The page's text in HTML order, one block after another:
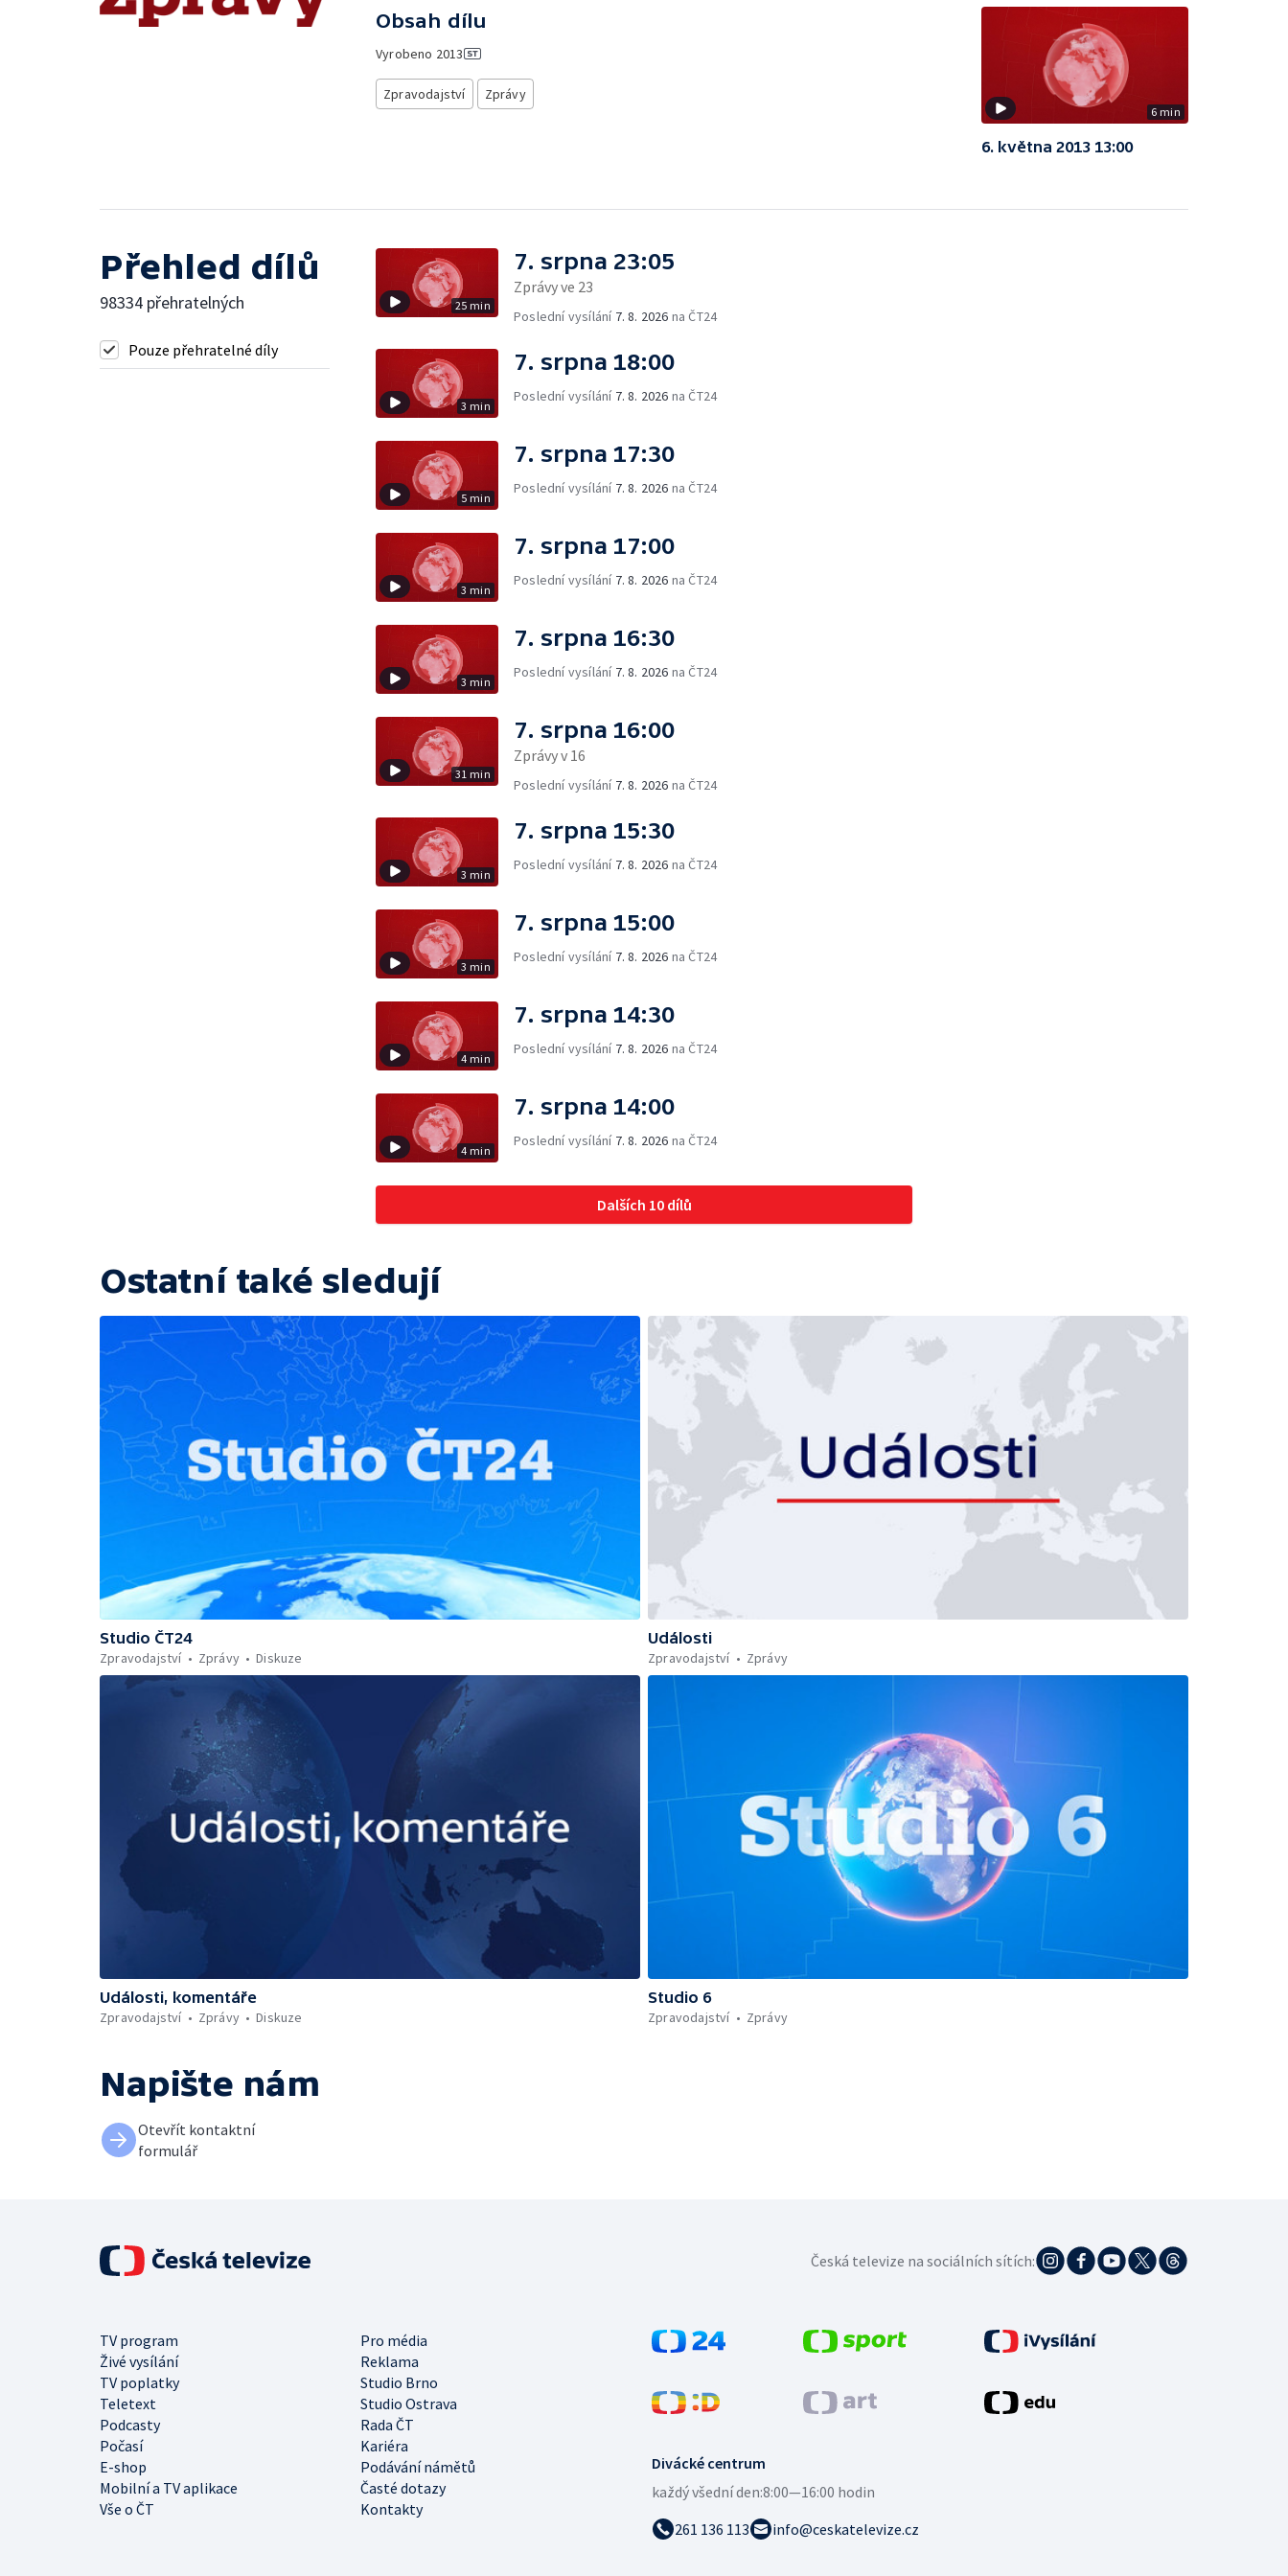
Obsah dílu
Vyrobeno 2013
Zpravodajství Zprávy
6 min
6. května 2013 13:00
Přehled dílů
98334 přehratelných
Pouze přehratelné díly
25 min
7. srpna 23:05
Zprávy ve 23
Poslední vysílání 7. 8. 2026 na ČT24
3 min
7. srpna 18:00
Poslední vysílání 7. 8. 2026 na ČT24
5 min
7. srpna 17:30
Poslední vysílání 7. 8. 2026 na ČT24
3 min
7. srpna 17:00
Poslední vysílání 7. 8. 2026 na ČT24
3 min
7. srpna 16:30
Poslední vysílání 7. 8. 2026 na ČT24
31 min
7. srpna 16:00
Zprávy v 16
Poslední vysílání 7. 8. 2026 na ČT24
3 min
7. srpna 15:30
Poslední vysílání 7. 8. 2026 na ČT24
3 min
7. srpna 15:00
Poslední vysílání 7. 8. 2026 na ČT24
4 min
7. srpna 14:30
Poslední vysílání 7. 8. 2026 na ČT24
4 min
7. srpna 14:00
Poslední vysílání 7. 8. 2026 na ČT24
Dalších 10 dílů
Ostatní také sledují
Studio ČT24
Zpravodajství
Zprávy Diskuze
Události
Zpravodajství
Zprávy
Události, komentáře
Zpravodajství
Zprávy Diskuze
Studio 6
Zpravodajství
Zprávy
Napište nám
Otevřít kontaktní
formulář
Divácké centrum
každý všední den:8:00—16:00 hodin
261 136 113
info@ceskatelevize.cz
TV program
Pro média
Živé vysílání
Reklama
TV poplatky
Studio Brno
Teletext
Studio Ostrava
Podcasty
Rada ČT
Počasí
Kariéra
E-shop
Podávání námětů
Mobilní a TV aplikace
Časté dotazy
Vše o ČT
Kontakty
Česká televize na sociálních sítích: